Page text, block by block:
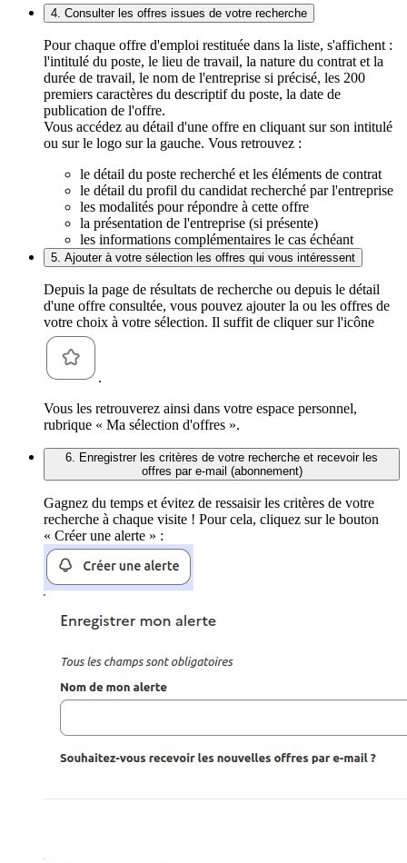
4. Consulter les offres issues de votre recherche
Pour chaque offre d'emploi restituée dans la liste, s'affichent :
l'intitulé du poste, le lieu de travail, la nature du contrat et la
durée de travail, le nom de l'entreprise si précisé, les 200
premiers caractères du descriptif du poste, la date de
publication de l'offre.
Vous accédez au détail d'une offre en cliquant sur son intitulé
ou sur le logo sur la gauche. Vous retrouvez :
le détail du poste recherché et les éléments de contrat
le détail du profil du candidat recherché par l'entreprise
les modalités pour répondre à cette offre
la présentation de l'entreprise (si présente)
les informations complémentaires le cas échéant
5. Ajouter à votre sélection les offres qui vous intéressent
Depuis la page de résultats de recherche ou depuis le détail
d'une offre consultée, vous pouvez ajouter la ou les offres de
votre choix à votre sélection. Il suffit de cliquer sur l'icône
.
Vous les retrouverez ainsi dans votre espace personnel,
rubrique « Ma sélection d'offres ».
6. Enregistrer les critères de votre recherche et recevoir les
offres par e-mail (abonnement)
Gagnez du temps et évitez de ressaisir les critères de votre
recherche à chaque visite ! Pour cela, cliquez sur le bouton
« Créer une alerte » :